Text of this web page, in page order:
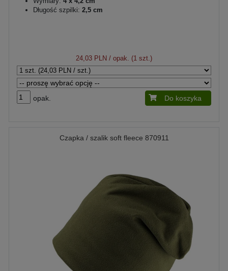
Długość szpilki: 2,5 cm
24,03 PLN / opak. (1 szt.)
opak. Do koszyka
Czapka / szalik soft fleece 870911